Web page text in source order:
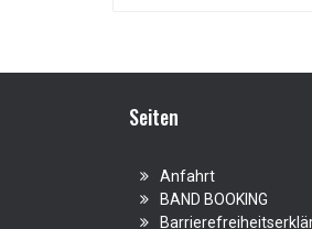
Seiten
Anfahrt
BAND BOOKING